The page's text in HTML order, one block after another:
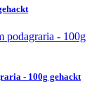
- 100g gehackt